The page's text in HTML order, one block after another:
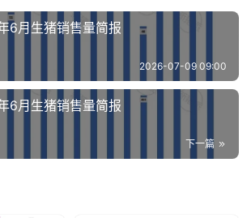
6月生猪销售量简报
2026-07-09 09:00
6月生猪销售量简报
下一篇